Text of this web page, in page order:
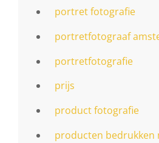
portret fotografie
portretfotograaf
portretfotografie
prijs
product fotografie
producten bedrukken